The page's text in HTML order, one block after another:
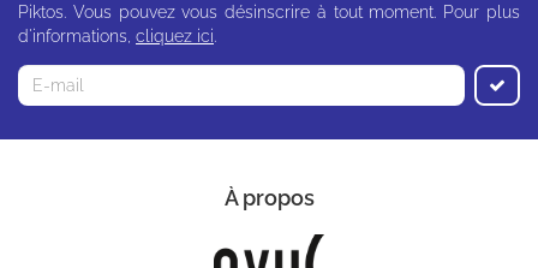
Piktos. Vous pouvez vous désinscrire à tout moment. Pour plus
d'informations, cliquez ici
À propos